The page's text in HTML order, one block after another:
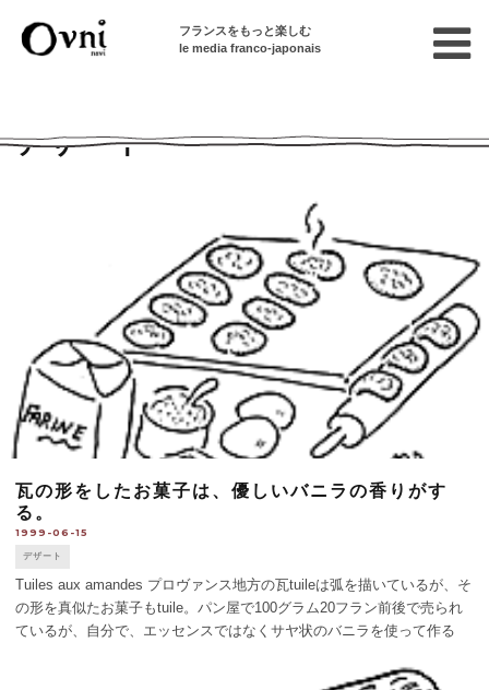
フランスをもっと楽しむ
le media franco-japonais
デザート
瓦の形をしたお菓子は、優しいバニラの香りがす
る。
1999-06-15
デザート
Tuiles aux amandes プロヴァンス地方の瓦tuileは弧を描いているが、そ
の形を真似たお菓子もtuile。パン屋で100グラム20フラン前後で売られ
ているが、自分で、エッセンスではなくサヤ状のバニラを使って作る